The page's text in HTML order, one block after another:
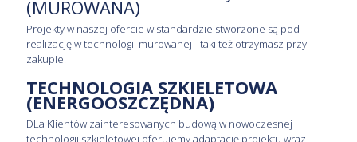
Projekty w naszej ofercie w standardzie stworzone są
pod realizację w technologii murowanej - taki też
otrzymasz przy zakupie.
TECHNOLOGIA SZKIELETOWA
(ENERGOOSZCZĘDNA)
DLa Klientów zainteresowanych budową w nowoczesnej
technologii szkieletowej oferujemy adaptację projektu
wraz z jego kompleksową realizacją.